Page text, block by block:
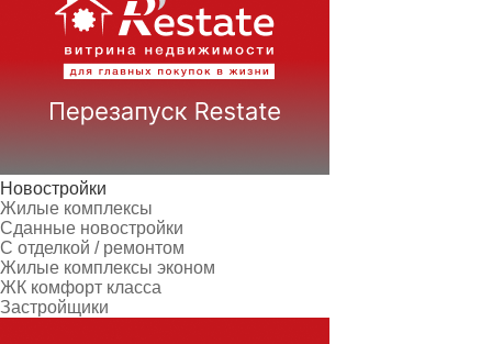
Новостройки
Жилые комплексы
Сданные новостройки
С отделкой / ремонтом
Жилые комплексы эконом
ЖК комфорт класса
Застройщики